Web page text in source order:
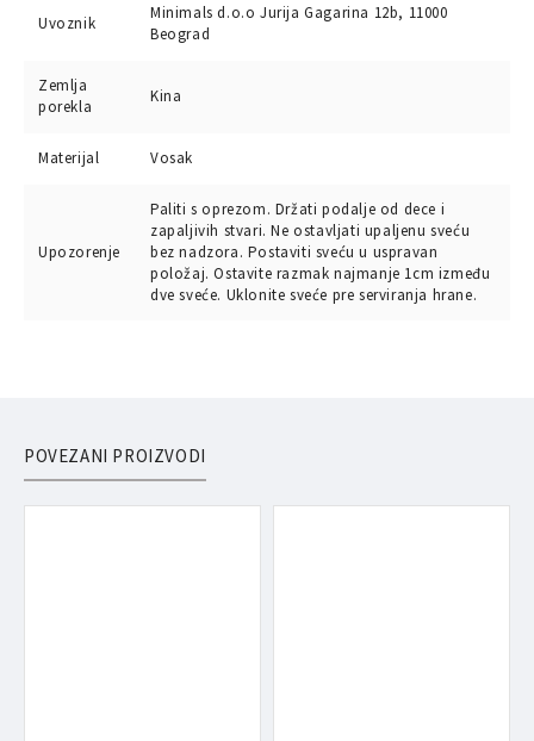
Uvoznik
Minimals d.o.o Jurija Gagarina 12b, 11000
Beograd
Zemlja
porekla
Kina
Materijal Vosak
Upozorenje
Paliti s oprezom. Držati podalje od dece i
zapaljivih stvari. Ne ostavljati upaljenu sveću
bez nadzora. Postaviti sveću u uspravan
položaj. Ostavite razmak najmanje 1cm između
dve sveće. Uklonite sveće pre serviranja hrane.
POVEZANI PROIZVODI